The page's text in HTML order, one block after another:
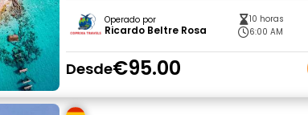
Operado por
Ricardo Beltre Rosa
10 horas
6:00 AM
Desde€95.00